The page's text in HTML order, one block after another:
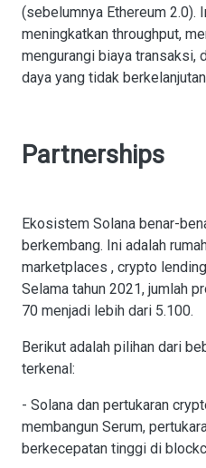
(sebelumnya Ethereum 2.0).
meningkatkan throughput,
mengurangi biaya transaksi,
daya yang tidak
Partnerships
Ekosistem Solana benar-
berkembang. Ini adalah
marketplaces , crypto
Selama tahun 2021, jumlah
70 menjadi lebih dari 5.100.
Berikut adalah pilihan dari
terkenal:
- Solana dan pertukaran
membangun Serum,
berkecepatan tinggi di